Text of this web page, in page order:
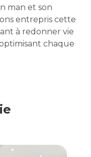
man et son
entrepris cette
à redonner vie
chaque